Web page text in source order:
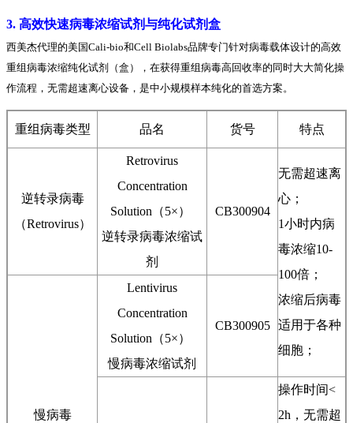
3. 高效快速病毒浓缩试剂与纯化试剂盒
西美杰代理的美国Cali-bio和Cell Biolabs品牌专门针对病毒载体设计的高效
重组病毒浓缩纯化试剂（盒），在获得重组病毒高回收率的同时大大简化操
作流程，无需超速离心设备，是中小规模样本纯化的首选方案。
重组病毒类型 品名 货号 特点
逆转录病毒
（Retrovirus）
Retrovirus
Concentration
Solution（5×）
逆转录病毒浓缩试
剂
CB300904
无需超速离
心；
1小时内病
毒浓缩10-
100倍；
浓缩后病毒
适用于各种
细胞；
慢病毒
Lentivirus
Concentration
Solution（5×）
慢病毒浓缩试剂
CB300905
操作时间<
2h，无需超